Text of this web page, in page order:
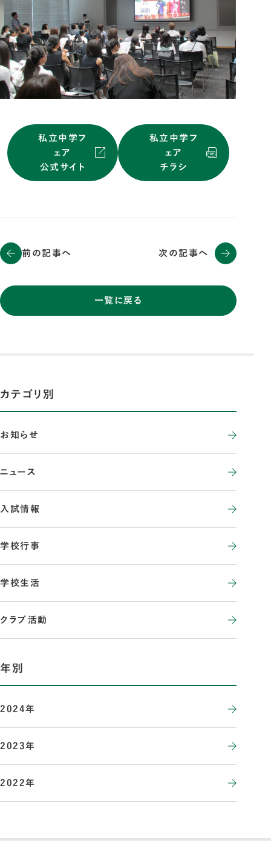
私立中学フ
ェア
公式サイト
私立中学フ
ェア
チラシ
前の記事へ
一覧に戻る
次の記事へ
カテゴリ別
お知らせ
ニュース
入試情報
学校行事
学校生活
クラブ活動
年別
2024年
2023年
2022年